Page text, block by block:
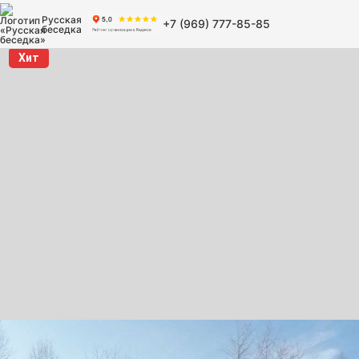
Русская
беседка
+7 (969) 777-85-85
Хит